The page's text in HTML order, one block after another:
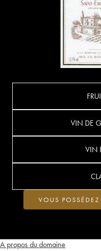
A propos du domaine
VIN DE
VIN
VOUS